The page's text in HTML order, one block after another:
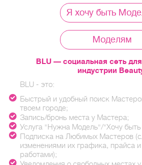
Я хочу быть
Моделям
BLU — социальная сеть
индустрии
BLU - это:
Быстрый и удобный поиск
твоем городе;
Запись/бронь места у Мастера;
Услуга "Нужна Модель"/"Хочу
Подписка на Любимых Мастеров
изменениями их графика, прайса
работами);